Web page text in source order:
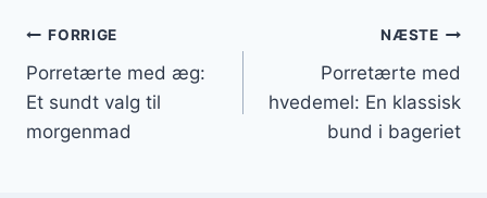
Indlægsnavigation
FORRIGE
Porretærte med æg:
Et sundt valg til
morgenmad
NÆSTE
Porretærte med
hvedemel: En klassisk
bund i bageriet